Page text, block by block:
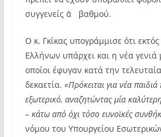
συγγενείς α΄ βαθμού.
Ο κ. Γκίκας υπογράμμισε ότι
Ελλήνων υπάρχει και η νέα
οποίοι έφυγαν κατά την τελευταία
δεκαετία. «Πρόκειται για νέα
εξωτερικό, αναζητώντας μία
– κάτω από όχι τόσο ευνοϊκές
νόμου του Υπουργείου